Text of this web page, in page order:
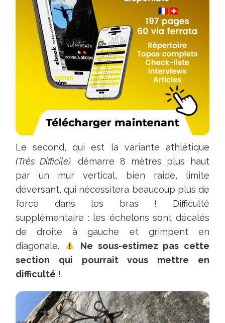
Le second, qui est la variante athlétique
(Très Difficile), démarre 8 mètres plus haut
par un mur vertical, bien raide, limite
déversant, qui nécessitera beaucoup plus de
force dans les bras ! Difficulté
supplémentaire : les échelons sont décalés
de droite à gauche et grimpent en
diagonale.
Ne sous-estimez pas cette
section qui pourrait vous mettre en
difficulté !